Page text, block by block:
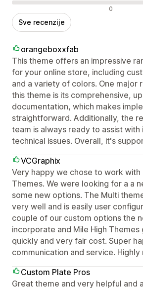
Negativne recenzije 0
Sve recenzije
orangeboxxfab
This theme offers an impressive
for your online store, including
and a variety of colors. One major
this theme is its comprehensive,
documentation, which makes
straightforward. Additionally, the
team is always ready to assist with
technical issues. Overall, it's
VCGraphix
Very happy we chose to work with
Themes. We were looking for a a
some new options. The Multi
very well and is easily user
couple of our custom options the
incorporate and Mile High
quickly and very fair cost. Super
communication and service.
Custom Plate Pros
Great theme and very helpful and